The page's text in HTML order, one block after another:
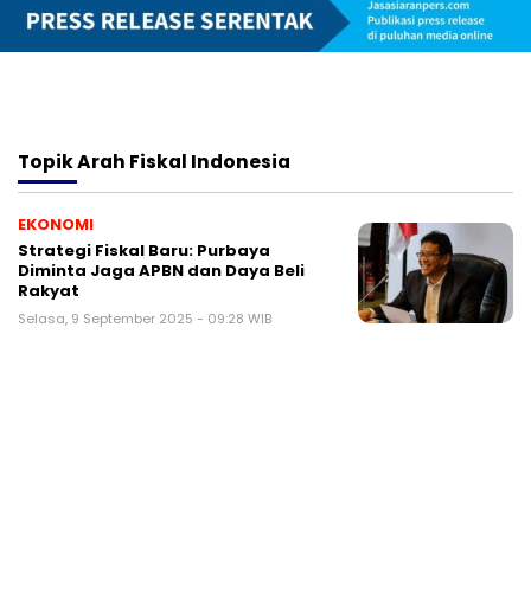
TopikArah Fiskal Indonesia
EKONOMI
Strategi Fiskal Baru: Purbaya
Diminta Jaga APBN dan Daya Beli
Rakyat
Selasa, 9 September 2025 - 09:28 WIB